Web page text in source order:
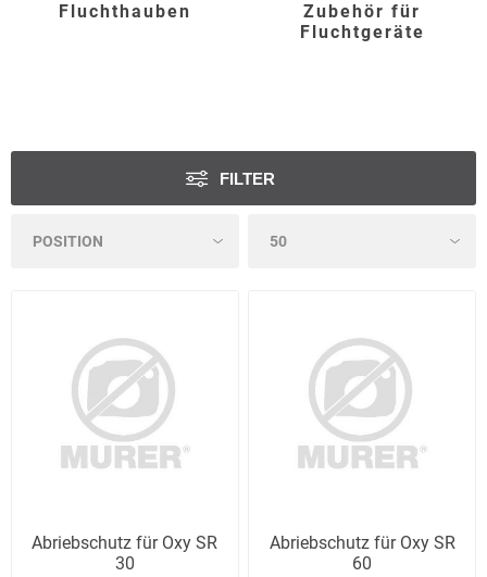
Fluchthauben
Zubehör für
Fluchtgeräte
FILTER
Abriebschutz für Oxy SR
30
Abriebschutz für Oxy SR
60